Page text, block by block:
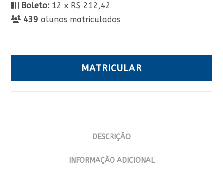
Boleto: 12 x R$ 212,42
439 alunos matriculados
MATRICULAR
DESCRIÇÃO
INFORMAÇÃO ADICIONAL